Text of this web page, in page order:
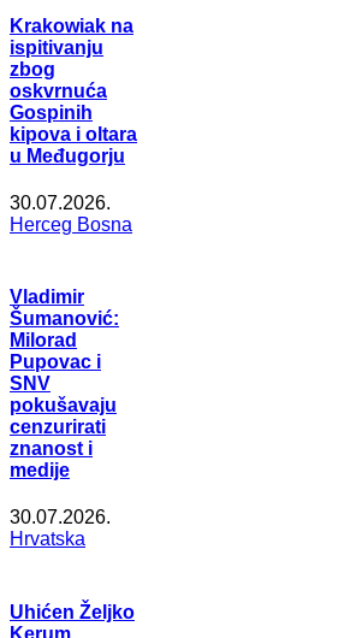
Krakowiak na
ispitivanju
zbog
oskvrnuća
Gospinih
kipova i oltara
u Međugorju
30.07.2026.
Herceg Bosna
Vladimir
Šumanović:
Milorad
Pupovac i
SNV
pokušavaju
cenzurirati
znanost i
medije
30.07.2026.
Hrvatska
Uhićen Željko
Kerum